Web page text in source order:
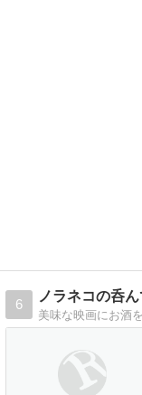
6
ノラネコの呑